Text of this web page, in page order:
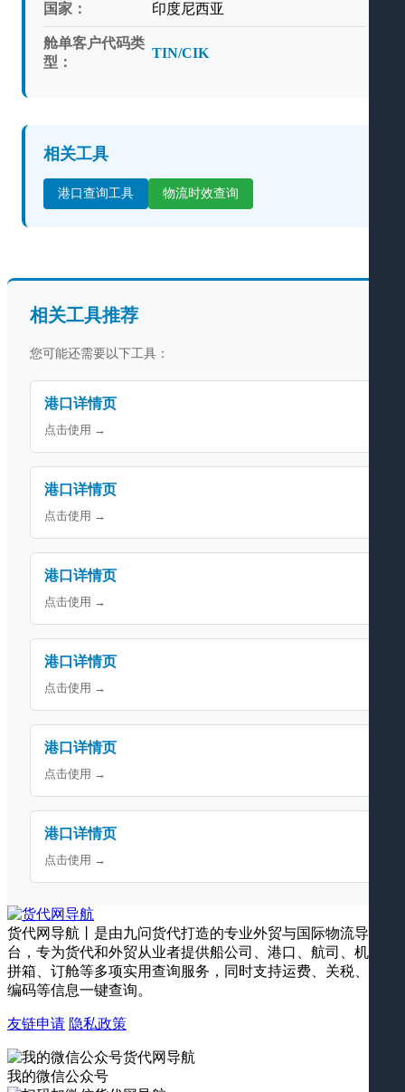
国家： 印度尼西亚
舱单客户代码类
型：
TIN/CIK
相关工具
港口查询工具 物流时效查询
相关工具推荐
您可能还需要以下工具：
港口详情页
点击使用 →
港口详情页
点击使用 →
港口详情页
点击使用 →
港口详情页
点击使用 →
港口详情页
点击使用 →
港口详情页
点击使用 →
货代网导航丨是由九问货代打造的专业外贸与国际物流导航平
台，专为货代和外贸从业者提供船公司、港口、航司、机场、
拼箱、订舱等多项实用查询服务，同时支持运费、关税、海关
编码等信息一键查询。
友链申请 隐私政策
我的微信公众号